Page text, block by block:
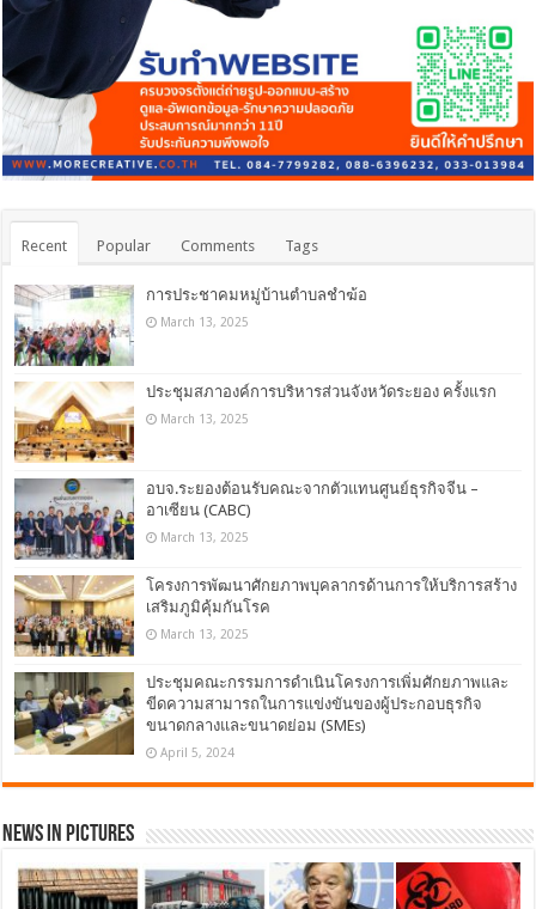
Recent Popular Comments Tags
การประชาคมหมู่บ้านตำบลชำฆ้อ
March 13, 2025
ประชุมสภาองค์การบริหารส่วนจังหวัดระยอง ครั้งแรก
March 13, 2025
อบจ.ระยองต้อนรับคณะจากตัวแทนศูนย์ธุรกิจจีน –
อาเซียน (CABC)
March 13, 2025
โครงการพัฒนาศักยภาพบุคลากรด้านการให้บริการสร้าง
เสริมภูมิคุ้มกันโรค
March 13, 2025
ประชุมคณะกรรมการดำเนินโครงการเพิ่มศักยภาพและ
ขีดความสามารถในการแข่งขันของผู้ประกอบธุรกิจ
ขนาดกลางและขนาดย่อม (SMEs)
April 5, 2024
News in Pictures